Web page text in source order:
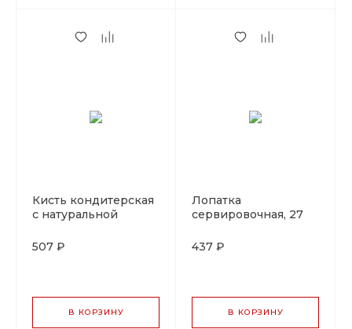
Кисть кондитерская
с натуральной
деревянной ручкой,
507 ₽
В КОРЗИНУ
Лопатка
сервировочная, 27
PL Proff Cuisine
437 ₽
В КОРЗИНУ